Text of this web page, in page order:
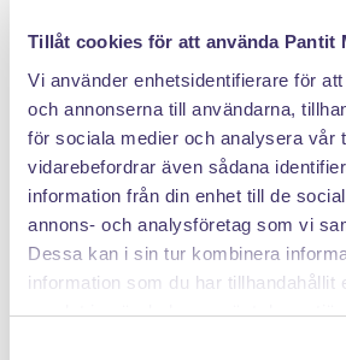
Tillåt cookies för att använda Pantit
Vi använder enhetsidentifierare för
och annonserna till användarna,
för sociala medier och analysera vår
vidarebefordrar även sådana
information från din enhet till de
annons- och analysföretag som vi
Dessa kan i sin tur kombinera
information som du har tillhandahållit
samlat in när du har använt deras
DÄRFÖR SÄLJER DU
Klicka hem en